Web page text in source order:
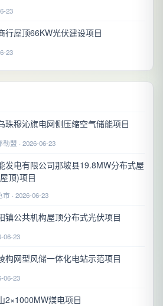
23
行屋顶66KW光伏建设项目
23
珠穆沁旗电网侧压缩空气储能项目
盟 · 2026-06-23
发电有限公司那坡县19.8MW分布式屋
顶)项目
· 2026-06-23
镇公共机构屋顶分布式光伏项目
06-23
构网型风储一体化电站示范项目
06-23
2×1000MW煤电项目